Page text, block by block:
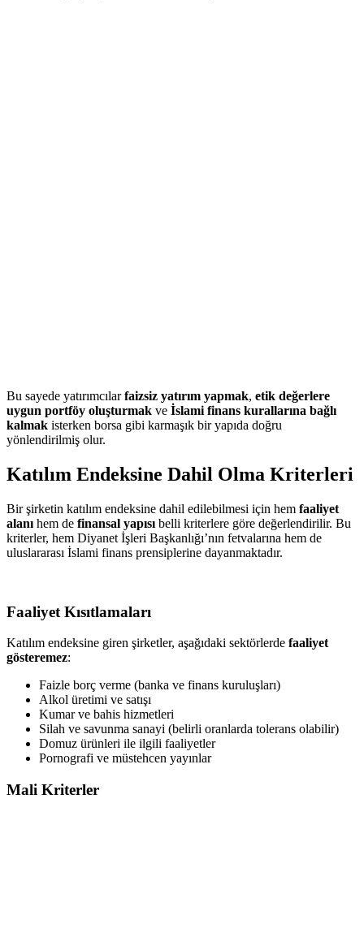
Bu sayede yatırımcılarfaizsiz yatırım yapmak, etik değerlere
uygun portföy oluşturmak ve İslami finans kurallarına bağlı
kalmak isterken borsa gibi karmaşık bir yapıda doğru
yönlendirilmiş olur.
Katılım Endeksine Dahil Olma Kriterleri
Bir şirketin katılım endeksine dahil edilebilmesi için hem faaliyet
alanı hem de finansal yapısı belli kriterlere göre değerlendirilir. Bu
kriterler, hem Diyanet İşleri Başkanlığı’nın fetvalarına hem de
uluslararası İslami finans prensiplerine dayanmaktadır.
Faaliyet Kısıtlamaları
Katılım endeksine giren şirketler, aşağıdaki sektörlerde faaliyet
gösteremez:
Faizle borç verme (banka ve finans kuruluşları)
Alkol üretimi ve satışı
Kumar ve bahis hizmetleri
Silah ve savunma sanayi (belirli oranlarda tolerans olabilir)
Domuz ürünleri ile ilgili faaliyetler
Pornografi ve müstehcen yayınlar
Mali Kriterler